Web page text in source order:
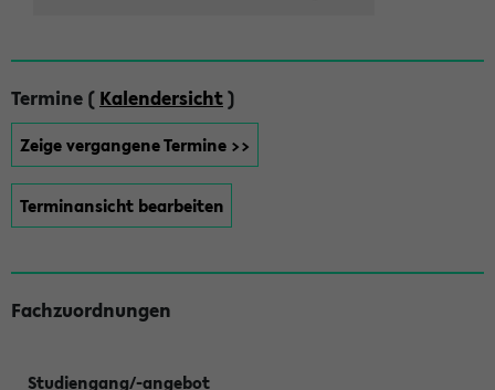
Termine ( Kalendersicht)
Zeige vergangene Termine >>
Terminansicht bearbeiten
Fachzuordnungen